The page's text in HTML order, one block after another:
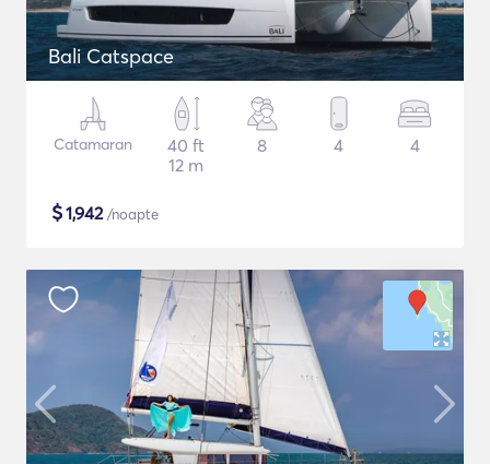
Bali Catspace
Catamaran
40 ft
12 m
8 4 4
$1,942/noapte